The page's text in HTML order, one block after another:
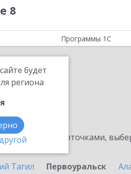
8
будет
региона
Программы 1С
1С
карточками,
Тагил Первоуральск